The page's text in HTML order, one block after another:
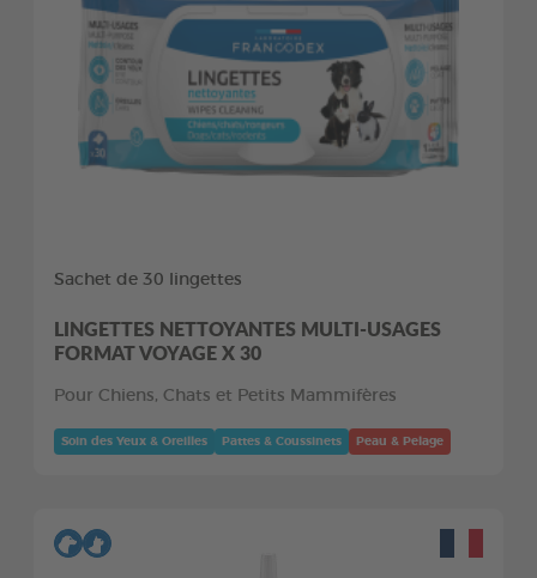
Sachet de 30 lingettes
LINGETTES NETTOYANTES MULTI-USAGES
FORMAT VOYAGE X 30
Pour Chiens, Chats et Petits Mammifères
Soin des Yeux & Oreilles Pattes & Coussinets Peau & Pelage